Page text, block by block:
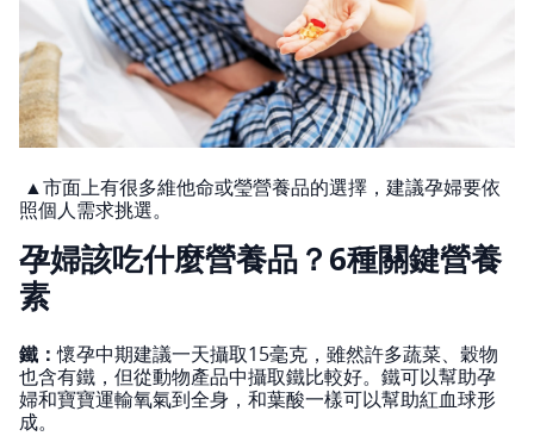
▲市面上有很多維他命或瑩營養品的選擇，建議孕婦要依
照個人需求挑選。
孕婦該吃什麼營養品？6種關鍵營養
素
鐵：懷孕中期建議一天攝取15毫克，雖然許多蔬菜、穀物
也含有鐵，但從動物產品中攝取鐵比較好。鐵可以幫助孕
婦和寶寶運輸氧氣到全身，和葉酸一樣可以幫助紅血球形
成。